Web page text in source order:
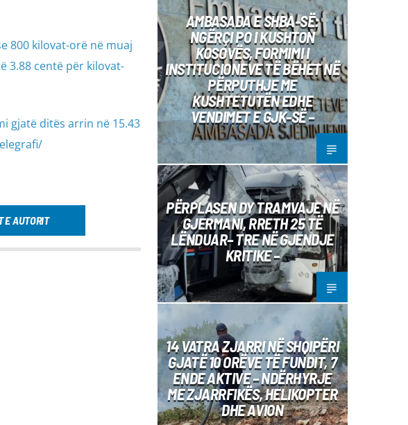
800 kilovat-orë në muaj
3.88 centë për kilovat-
gjatë ditës arrin në 15.43
E AUTORIT
AMBASADA E SHBA-SË:
NGËRÇI PO I KUSHTON
KOSOVËS, FORMIMI I
INSTITUCIONEVE TË BËHET NË
PËRPUTHJE ME
KUSHTETUTËN EDHE
VENDIMET E GJK-SË –
PËRPLASEN DY TRAMVAJE NË
GJERMANI, RRETH 25 TË
LËNDUAR– TRE NË GJENDJE
KRITIKE –
14 VATRA ZJARRI NË SHQIPËRI
GJATË 10 ORËVE TË FUNDIT, 7
ENDE AKTIVE – NDËRHYRJE
ME ZJARRFIKËS, HELIKOPTER
DHE AVION